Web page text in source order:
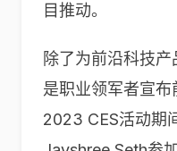
目推动。
除了为前沿科技
是职业领军者宣布
2023 CES活动期